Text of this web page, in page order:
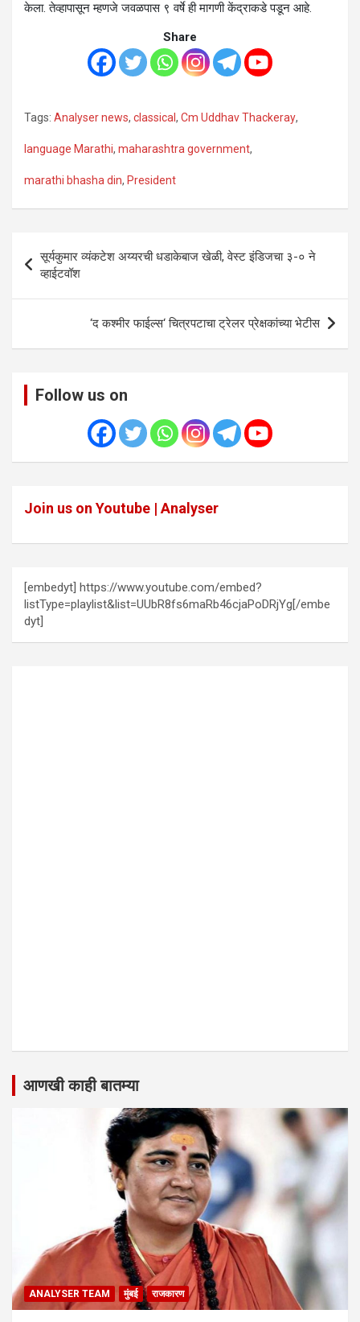
केला. तेव्हापासून म्हणजे जवळपास ९ वर्षे ही मागणी केंद्राकडे पडून आहे.
Share
Tags: Analyser news, classical, Cm Uddhav Thackeray,
language Marathi, maharashtra government,
marathi bhasha din, President
Post
navigation
सूर्यकुमार व्यंकटेश अय्यरची धडाकेबाज खेळी, वेस्ट इंडिजचा ३-० ने
व्हाईटवॉश
‘द कश्मीर फाईल्स‘ चित्रपटाचा ट्रेलर प्रेक्षकांच्या भेटीस
Follow us on
Join us on Youtube | Analyser
[embedyt] https://www.youtube.com/embed?
listType=playlist&list=UUbR8fs6maRb46cjaPoDRjYg[/embe
dyt]
आणखी काही बातम्या
ANALYSER TEAM मुंबई राजकारण